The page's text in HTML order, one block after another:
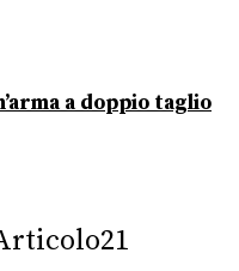
a doppio taglio